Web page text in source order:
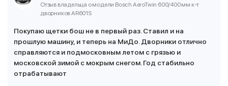
Отзыв владельца о модели Bosch AeroTwin 600/400 мм к-т
дворников AR601S
Покупаю щетки бош не в первый раз. Ставил и на
прошлую машину, и теперь на МиДо. Дворники отлично
справляются и подмосковным летом с грязью и
московской зимой с мокрым снегом. Год стабильно
отрабатывают